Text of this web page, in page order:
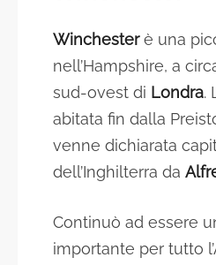
Winchesterè una
nell’Hampshire, a
sud-ovest di Londra.
abitata fin dalla
venne dichiarata
dell’Inghilterra da
Continuò ad essere
importante per tutto